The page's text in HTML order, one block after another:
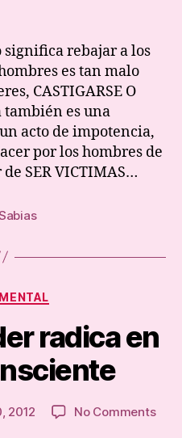
significa rebajar a los
es tan malo
CASTIGARSE O
también es una
acto de impotencia,
por los hombres de
SER VICTIMAS…
Categories
radica en
2012 No Commentson